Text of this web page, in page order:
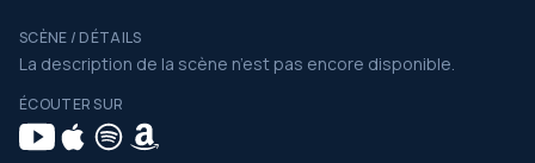
SCÈNE / DÉTAILS
La description de la scène n’est pas encore disponible.
ÉCOUTER SUR